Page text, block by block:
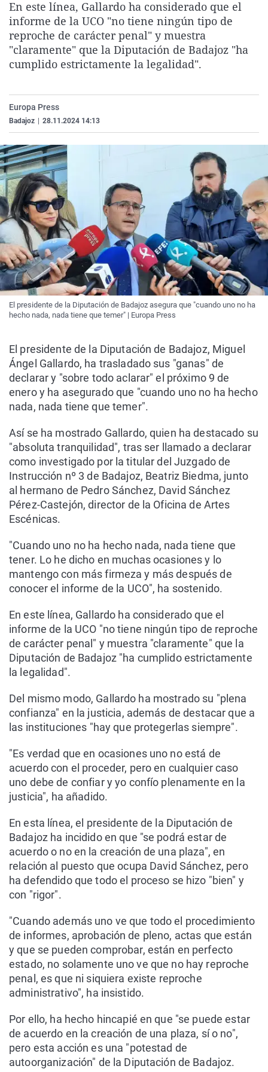
La rosa de los vientos
Gente viajera
Como el perro y el
Caso
Retornados
Equipo de
Extremadura
Galicia
La Rioja
País Vasco
Virales
Televisión
Elecciones
En este línea, Gallardo ha considerado que el
informe de la UCO "no tiene ningún tipo de
reproche de carácter penal" y muestra
"claramente" que la Diputación de Badajoz "ha
cumplido estrictamente la legalidad".
Europa Press
Badajoz 28.11.2024 14:13
El presidente de la Diputación de Badajoz asegura que "cuando uno no ha
hecho nada, nada tiene que temer" | Europa Press
El presidente de la Diputación de Badajoz, Miguel
Ángel Gallardo, ha trasladado sus "ganas" de
declarar y "sobre todo aclarar" el próximo 9 de
enero y ha asegurado que "cuando uno no ha hecho
nada, nada tiene que temer".
Así se ha mostrado Gallardo, quien ha destacado su
"absoluta tranquilidad", tras ser llamado a declarar
como investigado por la titular del Juzgado de
Instrucción nº 3 de Badajoz, Beatriz Biedma, junto
al hermano de Pedro Sánchez, David Sánchez
Pérez-Castejón, director de la Oficina de Artes
Escénicas.
"Cuando uno no ha hecho nada, nada tiene que
tener. Lo he dicho en muchas ocasiones y lo
mantengo con más firmeza y más después de
conocer el informe de la UCO", ha sostenido.
En este línea, Gallardo ha considerado que el
informe de la UCO "no tiene ningún tipo de reproche
de carácter penal" y muestra "claramente" que la
Diputación de Badajoz "ha cumplido estrictamente
la legalidad".
Del mismo modo, Gallardo ha mostrado su "plena
confianza" en la justicia, además de destacar que a
las instituciones "hay que protegerlas siempre".
"Es verdad que en ocasiones uno no está de
acuerdo con el proceder, pero en cualquier caso
uno debe de confiar y yo confío plenamente en la
justicia", ha añadido.
En esta línea, el presidente de la Diputación de
Badajoz ha incidido en que "se podrá estar de
acuerdo o no en la creación de una plaza", en
relación al puesto que ocupa David Sánchez, pero
ha defendido que todo el proceso se hizo "bien" y
con "rigor".
"Cuando además uno ve que todo el procedimiento
de informes, aprobación de pleno, actas que están
y que se pueden comprobar, están en perfecto
estado, no solamente uno ve que no hay reproche
penal, es que ni siquiera existe reproche
administrativo", ha insistido.
Por ello, ha hecho hincapié en que "se puede estar
de acuerdo en la creación de una plaza, sí o no",
pero esta acción es una "potestad de
autoorganización" de la Diputación de Badajoz.